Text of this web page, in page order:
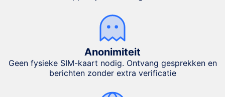
Anonimiteit
Geen fysieke SIM-kaart nodig. Ontvang gesprekken en
berichten zonder extra verificatie